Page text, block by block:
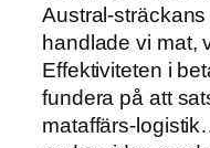
Austral-
handlade vi mat,
Effektiviteten i
fundera på att
mataffärs-